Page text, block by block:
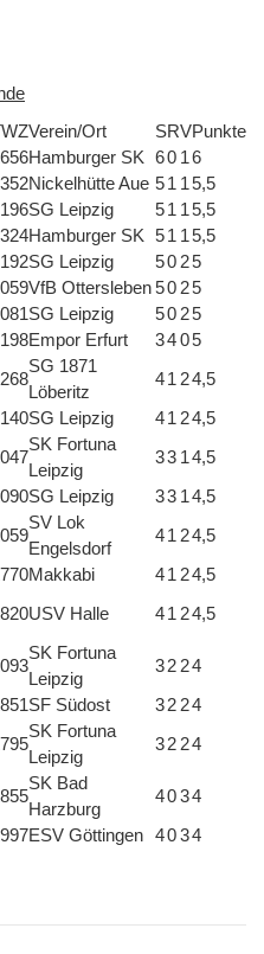
Verein/Ort SRVPunkte
Hamburger SK 60 16
Nickelhütte Aue 51 15,5
SG Leipzig 51 15,5
Hamburger SK 51 15,5
SG Leipzig 50 25
VfB Ottersleben50 25
SG Leipzig 50 25
Empor Erfurt 3405
SG 1871
Löberitz
41 24,5
SG Leipzig 41 24,5
SK Fortuna
Leipzig
33 14,5
SG Leipzig 33 14,5
SV Lok
Engelsdorf
41 24,5
Makkabi 41 24,5
USV Halle 41 24,5
SK Fortuna
Leipzig
32 24
SF Südost 32 24
SK Fortuna
Leipzig
32 24
SK Bad
Harzburg
4034
ESV Göttingen 4034